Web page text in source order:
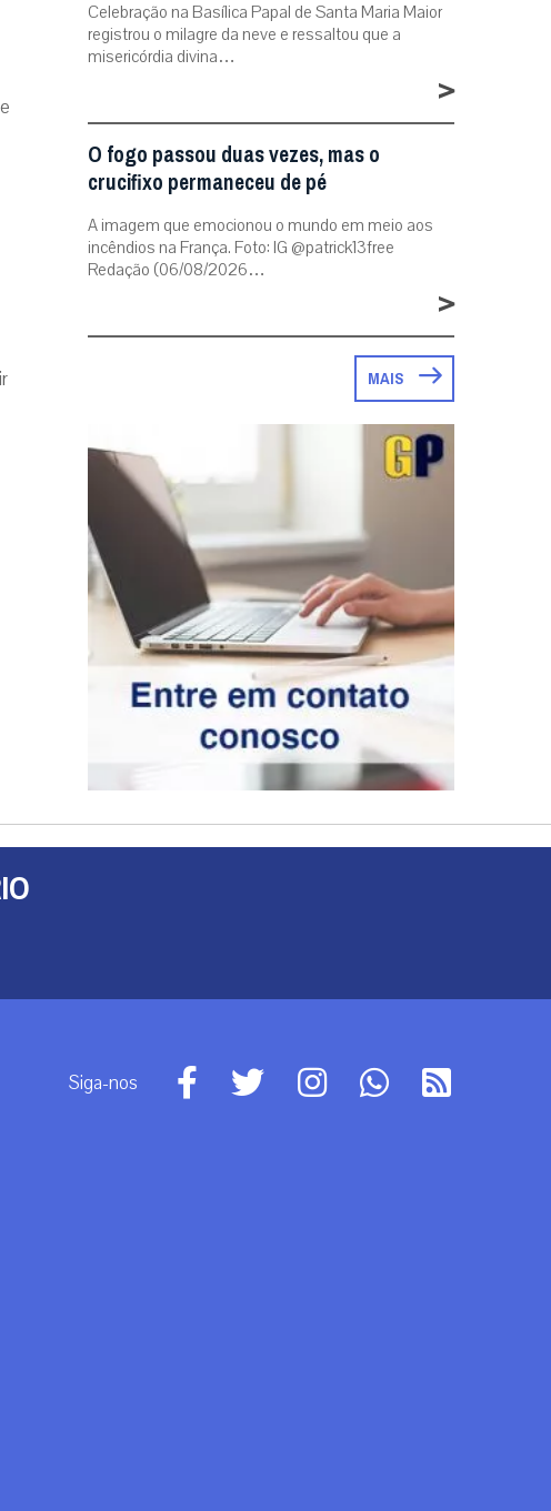
Celebração na Basílica Papal de Santa Maria Maior
registrou o milagre da neve e ressaltou que a
misericórdia divina…
>
O fogo passou duas vezes, mas o
crucifixo permaneceu de pé
A imagem que emocionou o mundo em meio aos
incêndios na França. Foto: IG @patrick13free
Redação (06/08/2026…
>
MAIS
Siga-nos